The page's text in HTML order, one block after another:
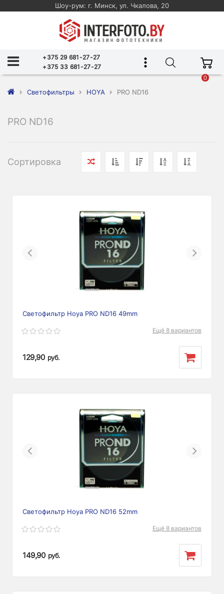
Шоу-рум: г. Минск, ул. Чкалова, 20
+375 29 681-27-27
+375 33 681-27-27
0
Светофильтры HOYA PRO ND16
PRO ND16
Сортировка
Previous Next
Светофильтр Hoya PRO ND16 49mm
Ещё 8 вариантов
129,90 руб.
Previous Next
Светофильтр Hoya PRO ND16 52mm
Ещё 8 вариантов
149,90 руб.